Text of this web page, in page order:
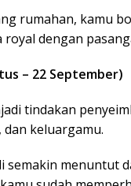
rumahan, kamu
royal dengan
– 22 September)
tindakan
keluargamu.
semakin menuntut